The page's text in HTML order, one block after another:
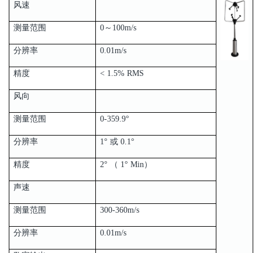
风速
测量范围 0～100m/s
分辨率 0.01m/s
精度 < 1.5% RMS
风向
测量范围 0-359.9°
分辨率 1° 或 0.1°
精度 2° （ 1° Min）
声速
测量范围 300-360m/s
分辨率 0.01m/s